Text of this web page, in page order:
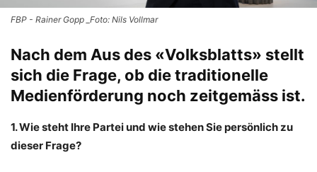
FBP - Rainer Gopp _Foto: Nils Vollmar
Nach dem Aus des «Volksblatts» stellt
sich die Frage, ob die traditionelle
Medienförderung noch zeitgemäss ist.
1. Wie steht Ihre Partei und wie stehen Sie persönlich zu
dieser Frage?